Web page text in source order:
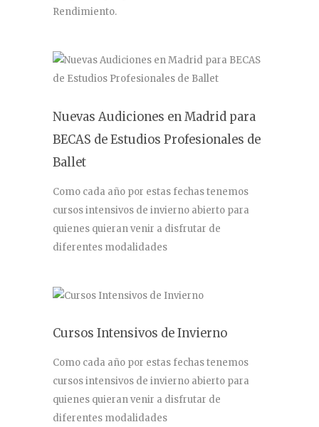
Rendimiento.
Nuevas Audiciones en Madrid para
BECAS de Estudios Profesionales de
Ballet
Como cada año por estas fechas tenemos
cursos intensivos de invierno abierto para
quienes quieran venir a disfrutar de
diferentes modalidades
Cursos Intensivos de Invierno
Como cada año por estas fechas tenemos
cursos intensivos de invierno abierto para
quienes quieran venir a disfrutar de
diferentes modalidades